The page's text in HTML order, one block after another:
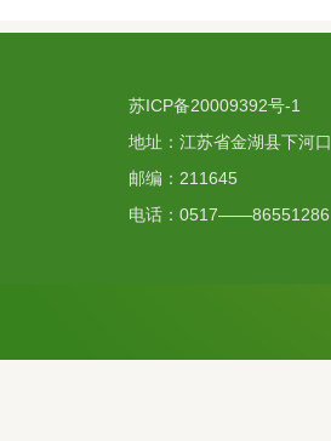
苏ICP备20009392号-1
地址：江苏省金湖县下河口
邮编：211645
电话：0517——86551286